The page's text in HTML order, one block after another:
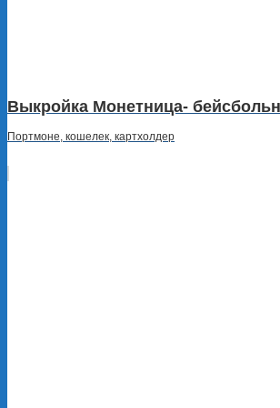
Выкройка Монетница-
Портмоне, кошелек, картхолдер